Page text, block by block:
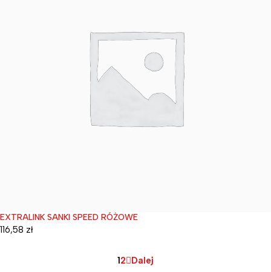
Wyprzedane
EXTRALINK SANKI SPEED RÓŻOWE
116,58 zł
12 Dalej